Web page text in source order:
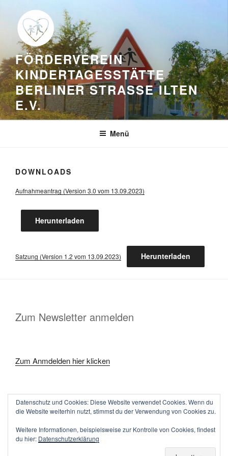
springen
FÖRDERVEREIN
KINDERTAGESSTÄTTE
BERLINER STRASSE ILTEN E
.V.
Menü
DOWNLOADS
Aufnahmeantrag (Version 3.0 vom 13.09.2023)
Herunterladen
Satzung (Version 1.2 vom 13.09.2023) Herunterladen
Zum Newsletter anmelden
Zum Anmdelden hier klicken
Datenschutz und Cookies: Diese Website verwendet Cookies. Wenn du
die Website weiterhin nutzt, stimmst du der Verwendung von Cookies zu.
Weitere Informationen, beispielsweise zur Kontrolle von Cookies, findest
du hier: Datenschutzerklärung